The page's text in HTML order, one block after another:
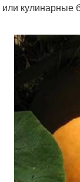
кулинарные